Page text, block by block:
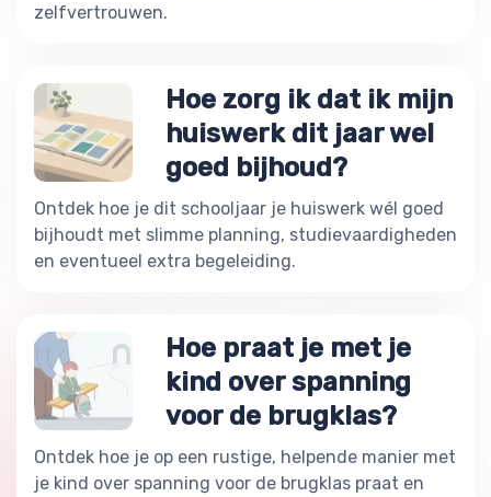
zelfvertrouwen.
Hoe zorg ik dat ik mijn
huiswerk dit jaar wel
goed bijhoud?
Ontdek hoe je dit schooljaar je huiswerk wél goed
bijhoudt met slimme planning, studievaardigheden
en eventueel extra begeleiding.
Hoe praat je met je
kind over spanning
voor de brugklas?
Ontdek hoe je op een rustige, helpende manier met
je kind over spanning voor de brugklas praat en